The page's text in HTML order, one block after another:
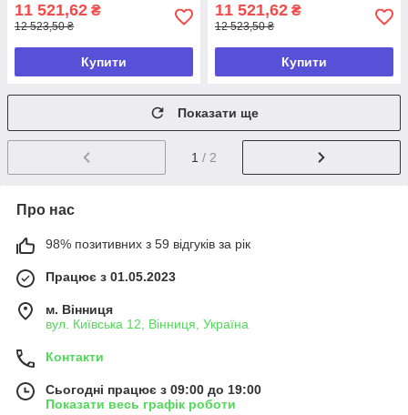
11 521,62 ₴
12 523,50 ₴
Купити
11 521,62 ₴
12 523,50 ₴
Купити
Показати ще
1 / 2
Про нас
98% позитивних з 59 відгуків за рік
Працює з 01.05.2023
м. Вінниця
вул. Київська 12, Вінниця, Україна
Контакти
Сьогодні працює з 09:00 до 19:00
Показати весь графік роботи